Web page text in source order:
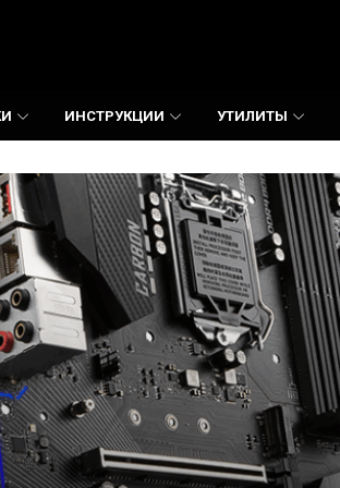
ИНСТРУКЦИИ УТИЛИТЫ